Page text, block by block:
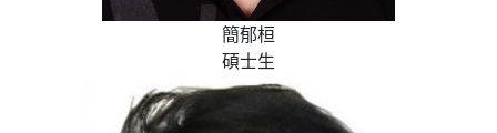
簡郁桓
碩士生